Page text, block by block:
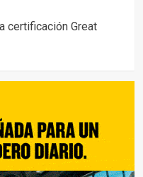
certificación Great